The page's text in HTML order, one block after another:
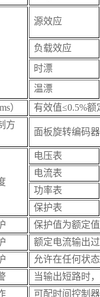
源效应
负载效应
时漂
温漂
）
有效值≤0.5%额
方
面板旋转编码
电压表
电流表
功率表
保护表
保护值为额定
额定电流输出
允许在任何状
当输出短路时
可配时间控制